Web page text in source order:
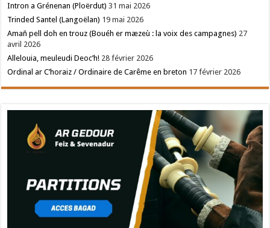
Intron a Grénenan (Ploërdut) 31 mai 2026
Trinded Santel (Langoëlan) 19 mai 2026
Amañ pell doh en trouz (Bouéh er mæzeù : la voix des campagnes) 27
avril 2026
Allelouia, meuleudi Deoc’h! 28 février 2026
Ordinal ar C’horaiz / Ordinaire de Carême en breton 17 février 2026